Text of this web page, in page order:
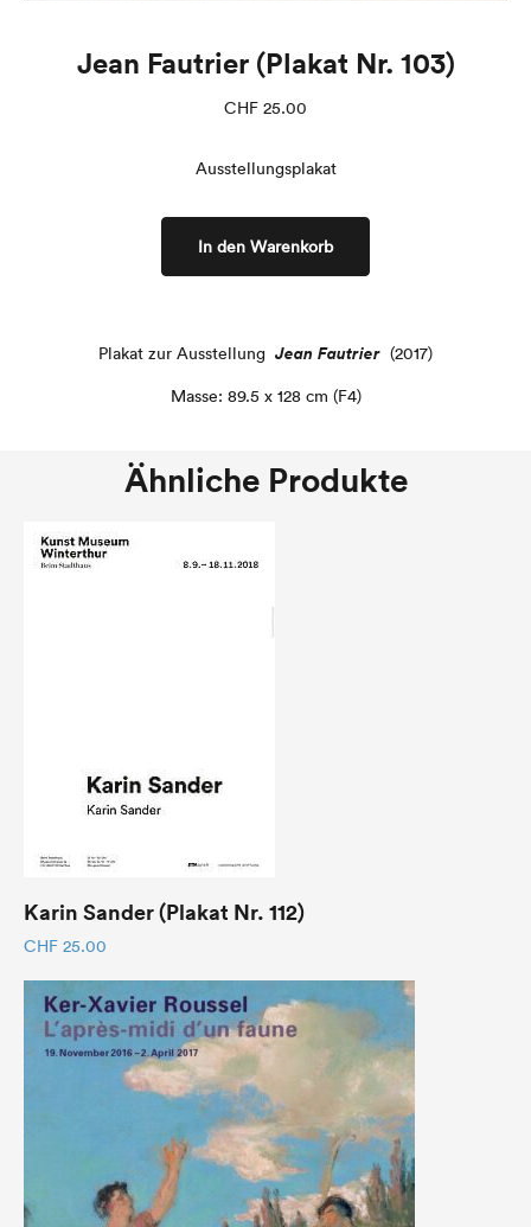
Jean Fautrier (Plakat Nr. 103)
CHF 25.00
Ausstellungsplakat
In den Warenkorb
Plakat zur Ausstellung Jean Fautrier (2017)
Masse: 89.5 x 128 cm (F4)
Ähnliche Produkte
Karin Sander (Plakat Nr. 112)
CHF 25.00